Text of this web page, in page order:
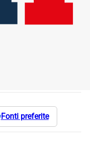
Fonti preferite